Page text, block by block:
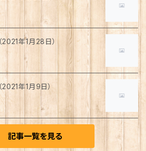
年1月28日）
年1月9日）
記事一覧を見る